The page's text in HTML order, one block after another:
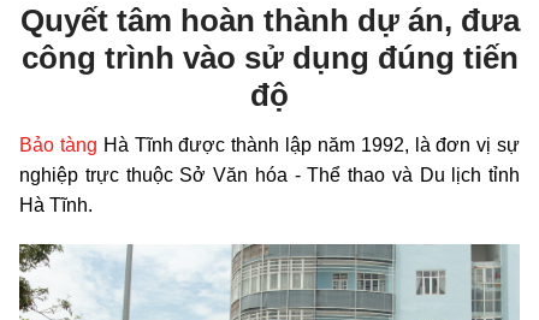
Quyết tâm hoàn thành dự án, đưa
công trình vào sử dụng đúng tiến
độ
Bảo tàng Hà Tĩnh được thành lập năm 1992, là đơn vị sự
nghiệp trực thuộc Sở Văn hóa - Thể thao và Du lịch tỉnh
Hà Tĩnh.